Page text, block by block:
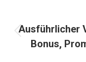
entre
Ausführlicher
Bonus,